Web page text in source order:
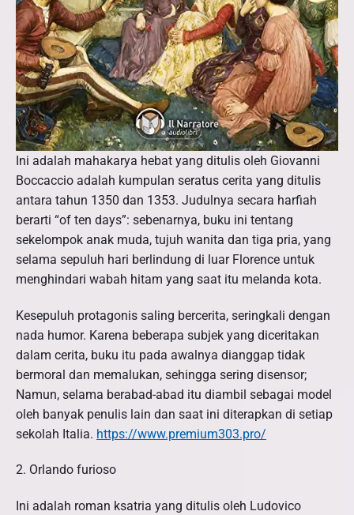
Ini adalah mahakarya hebat yang ditulis oleh Giovanni
Boccaccio adalah kumpulan seratus cerita yang ditulis
antara tahun 1350 dan 1353. Judulnya secara harfiah
berarti “of ten days”: sebenarnya, buku ini tentang
sekelompok anak muda, tujuh wanita dan tiga pria, yang
selama sepuluh hari berlindung di luar Florence untuk
menghindari wabah hitam yang saat itu melanda kota.
Kesepuluh protagonis saling bercerita, seringkali dengan
nada humor. Karena beberapa subjek yang diceritakan
dalam cerita, buku itu pada awalnya dianggap tidak
bermoral dan memalukan, sehingga sering disensor;
Namun, selama berabad-abad itu diambil sebagai model
oleh banyak penulis lain dan saat ini diterapkan di setiap
sekolah Italia. https://www.premium303.pro/
2. Orlando furioso
Ini adalah roman ksatria yang ditulis oleh Ludovico